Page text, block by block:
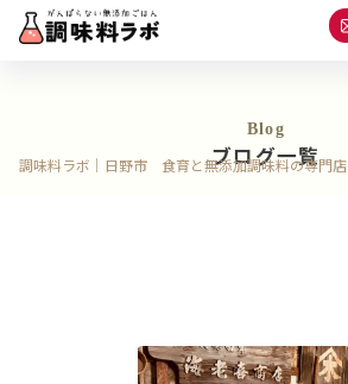
Blog
ブログ一覧
調味料ラボ｜日野市 食育と無添加調味料の専門店